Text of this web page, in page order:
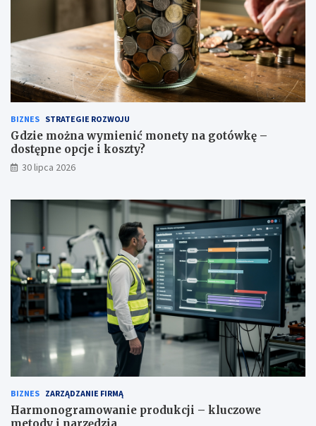
BIZNES STRATEGIE ROZWOJU
Gdzie można wymienić monety na gotówkę –
dostępne opcje i koszty?
30 lipca 2026
BIZNES ZARZĄDZANIE FIRMĄ
Harmonogramowanie produkcji – kluczowe